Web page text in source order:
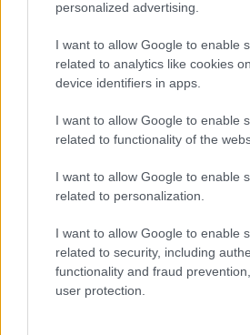
personalized advertising.
I want to allow Google to enable
related to analytics like cookies
device identifiers in apps.
I want to allow Google to enable
related to functionality of the
I want to allow Google to enable
related to personalization.
I want to allow Google to enable
related to security, including
functionality and fraud
user protection.
CSŰRÖK KÖZÖTT SZÓL A
FESZTIVÁL
A bejegyzés trackback címe:
https://kulturpart.hu/api/
Kommentek: